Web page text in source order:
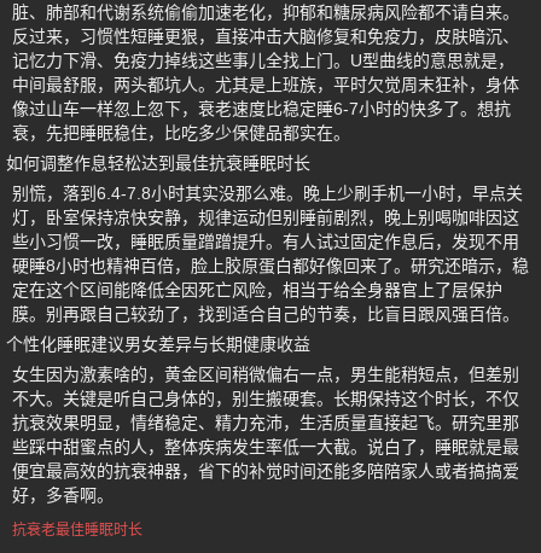
脏、肺部和代谢系统偷偷加速老化，抑郁和糖尿病风险都不请自来。
反过来，习惯性短睡更狠，直接冲击大脑修复和免疫力，皮肤暗沉、
记忆力下滑、免疫力掉线这些事儿全找上门。U型曲线的意思就是，
中间最舒服，两头都坑人。尤其是上班族，平时欠觉周末狂补，身体
像过山车一样忽上忽下，衰老速度比稳定睡6-7小时的快多了。想抗
衰，先把睡眠稳住，比吃多少保健品都实在。
如何调整作息轻松达到最佳抗衰睡眠时长
别慌，落到6.4-7.8小时其实没那么难。晚上少刷手机一小时，早点关
灯，卧室保持凉快安静，规律运动但别睡前剧烈，晚上别喝咖啡因这
些小习惯一改，睡眠质量蹭蹭提升。有人试过固定作息后，发现不用
硬睡8小时也精神百倍，脸上胶原蛋白都好像回来了。研究还暗示，稳
定在这个区间能降低全因死亡风险，相当于给全身器官上了层保护
膜。别再跟自己较劲了，找到适合自己的节奏，比盲目跟风强百倍。
个性化睡眠建议男女差异与长期健康收益
女生因为激素啥的，黄金区间稍微偏右一点，男生能稍短点，但差别
不大。关键是听自己身体的，别生搬硬套。长期保持这个时长，不仅
抗衰效果明显，情绪稳定、精力充沛，生活质量直接起飞。研究里那
些踩中甜蜜点的人，整体疾病发生率低一大截。说白了，睡眠就是最
便宜最高效的抗衰神器，省下的补觉时间还能多陪陪家人或者搞搞爱
好，多香啊。
抗衰老最佳睡眠时长